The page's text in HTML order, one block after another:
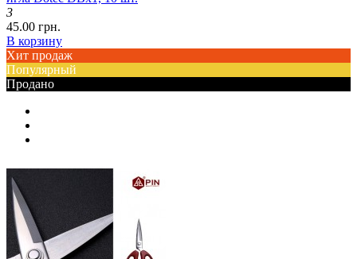
3
45.00 грн.
В корзину
Хит продаж
Популярный
Продано